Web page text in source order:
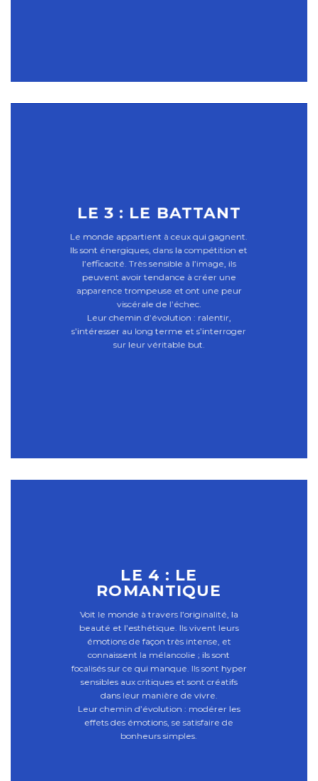
LE 3 : LE BATTANT
Le monde appartient à ceux qui gagnent.
Ils sont énergiques, dans la compétition et
l’efficacité. Très sensible à l’image, ils
peuvent avoir tendance à créer une
apparence trompeuse et ont une peur
viscérale de l’échec.
Leur chemin d’évolution : ralentir,
s’intéresser au long terme et s’interroger
sur leur véritable but.
LE 4 : LE
ROMANTIQUE
Voit le monde à travers l’originalité, la
beauté et l’esthétique. Ils vivent leurs
émotions de façon très intense, et
connaissent la mélancolie ; ils sont
focalisés sur ce qui manque. Ils sont hyper
sensibles aux critiques et sont créatifs
dans leur manière de vivre.
Leur chemin d’évolution : modérer les
effets des émotions, se satisfaire de
bonheurs simples.